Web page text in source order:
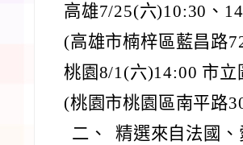
高雄7/25(六)10:30、
(高雄市楠梓區藍昌路
桃園8/1(六)14:00 市
(桃園市桃園區南平路
二、
精選來自法國